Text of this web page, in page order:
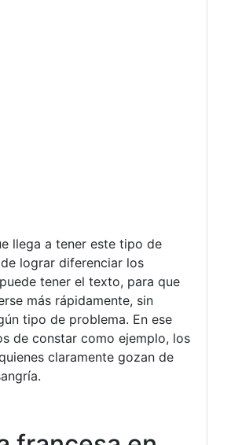
llega a tener este tipo de
lograr diferenciar los
tener el texto, para que
más rápidamente, sin
tipo de problema. En ese
de constar como ejemplo, los
claramente gozan de